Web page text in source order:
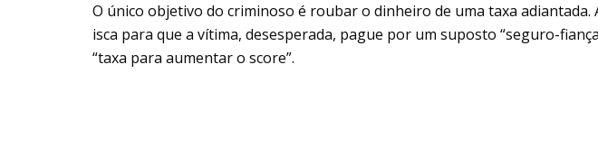
O único objetivo do criminoso é roubar o dinheiro de uma taxa adiantada.
isca para que a vítima, desesperada, pague por um suposto “seguro-
“taxa para aumentar o score”.